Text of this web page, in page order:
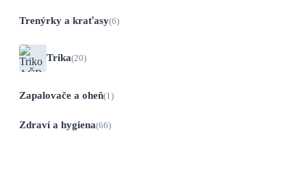
Trenýrky a kraťasy(6)
Trika(20)
Zapalovače a oheň(1)
Zdraví a hygiena(66)